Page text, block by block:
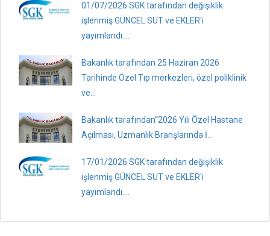
01/07/2026 SGK tarafından değişiklik
işlenmiş GÜNCEL SUT ve EKLER'i
yayımlandı....
Bakanlık tarafından 25 Haziran 2026
Tarihinde Özel Tıp merkezleri, özel poliklinik
ve...
Bakanlık tarafından“2026 Yılı Özel Hastane
Açılması, Uzmanlık Branşlarında İ...
17/01/2026 SGK tarafından değişiklik
işlenmiş GÜNCEL SUT ve EKLER'i
yayımlandı....